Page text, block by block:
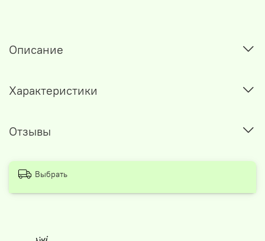
Описание
Характеристики
Отзывы
Выбрать